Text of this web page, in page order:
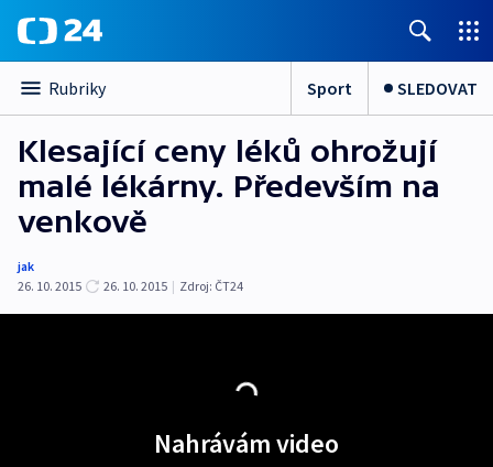
Rubriky Sport SLEDOVAT
Klesající ceny léků ohrožují
malé lékárny. Především na
venkově
jak
26. 10. 2015
26. 10. 2015 | Zdroj: ČT24
Nahrávám video